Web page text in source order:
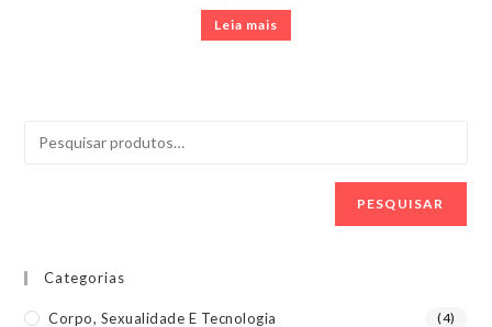
Leia mais
PESQUISAR
Categorias
Corpo, Sexualidade E Tecnologia (4)